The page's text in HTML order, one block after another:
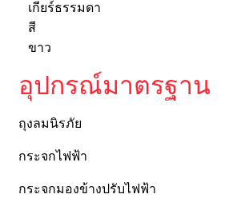
เกียร์ธรรมดา
สี
ขาว
อุปกรณ์มาตรฐาน
ถุงลมนิรภัย
กระจกไฟฟ้า
กระจกมองข้างปรับไฟฟ้า